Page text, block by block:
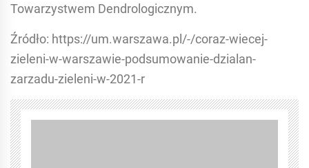
Towarzystwem Dendrologicznym.
Źródło: https://um.warszawa.pl/-/coraz-wiecej-
zieleni-w-warszawie-podsumowanie-dzialan-
zarzadu-zieleni-w-2021-r